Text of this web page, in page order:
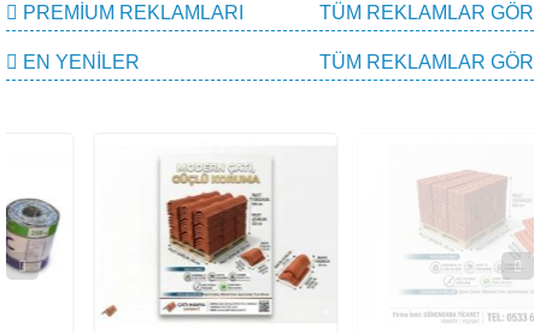
PREMIUM REKLAMLARI TÜM REKLAMLAR GÖR
EN YENILER TÜM REKLAMLAR GÖR